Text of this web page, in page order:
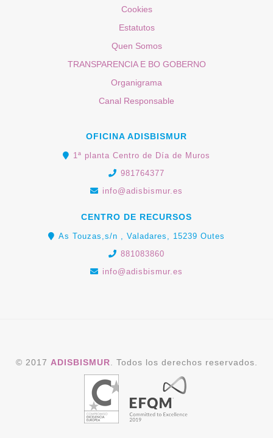
Cookies
Estatutos
Quen Somos
TRANSPARENCIA E BO GOBERNO
Organigrama
Canal Responsable
OFICINA ADISBISMUR
1ª planta Centro de Día de Muros
981764377
info@adisbismur.es
CENTRO DE RECURSOS
As Touzas,s/n , Valadares, 15239 Outes
881083860
info@adisbismur.es
© 2017 ADISBISMUR. Todos los derechos reservados.